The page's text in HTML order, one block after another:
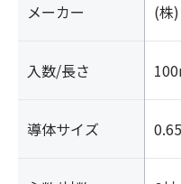
メーカー (株
入数/長さ
導体サイズ